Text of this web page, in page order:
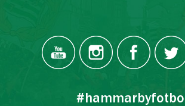
#hammarbyfotboll